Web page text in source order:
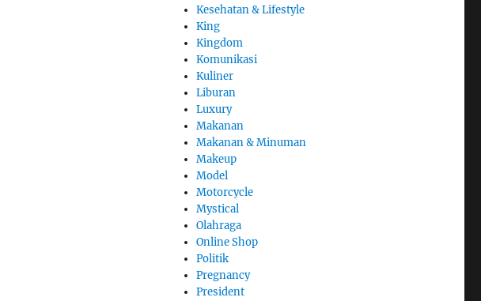
Kesehatan & Lifestyle
King
Kingdom
Komunikasi
Kuliner
Liburan
Luxury
Makanan
Makanan & Minuman
Makeup
Model
Motorcycle
Mystical
Olahraga
Online Shop
Politik
Pregnancy
President